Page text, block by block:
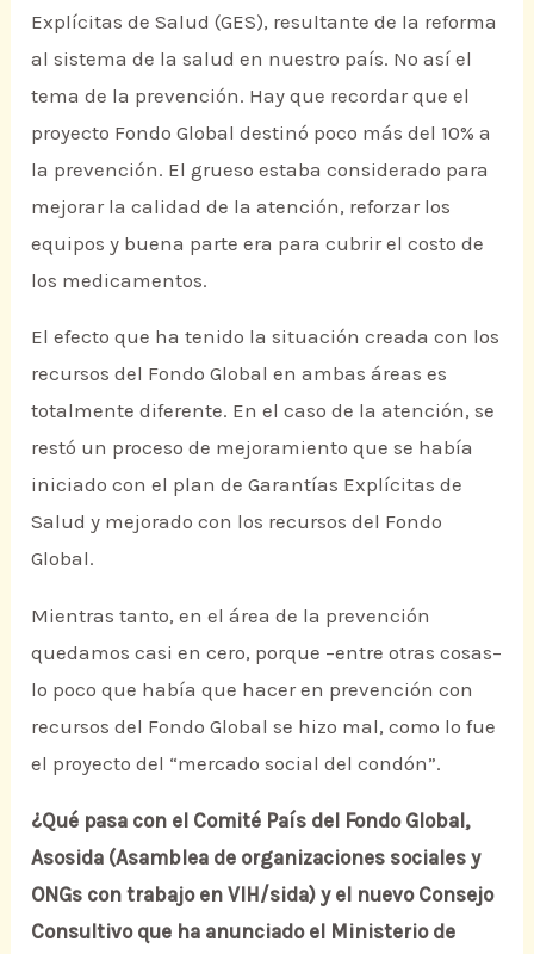
Explícitas de Salud (GES), resultante de la reforma
al sistema de la salud en nuestro país. No así el
tema de la prevención. Hay que recordar que el
proyecto Fondo Global destinó poco más del 10% a
la prevención. El grueso estaba considerado para
mejorar la calidad de la atención, reforzar los
equipos y buena parte era para cubrir el costo de
los medicamentos.
El efecto que ha tenido la situación creada con los
recursos del Fondo Global en ambas áreas es
totalmente diferente. En el caso de la atención, se
restó un proceso de mejoramiento que se había
iniciado con el plan de Garantías Explícitas de
Salud y mejorado con los recursos del Fondo
Global.
Mientras tanto, en el área de la prevención
quedamos casi en cero, porque –entre otras cosas–
lo poco que había que hacer en prevención con
recursos del Fondo Global se hizo mal, como lo fue
el proyecto del “mercado social del condón”.
¿Qué pasa con el Comité País del Fondo Global,
Asosida (Asamblea de organizaciones sociales y
ONGs con trabajo en VIH/sida) y el nuevo Consejo
Consultivo que ha anunciado el Ministerio de